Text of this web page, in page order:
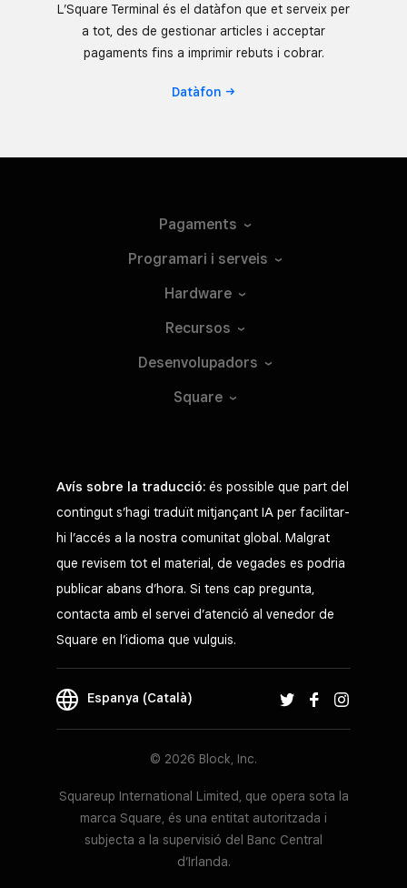
L’Square Terminal és el datàfon que et serveix per
a tot, des de gestionar articles i acceptar
pagaments fins a imprimir rebuts i cobrar.
Datàfon
Pagaments
Programari i serveis
Hardware
Recursos
Desenvolupadors
Square
Avís sobre la traducció: és possible que part del
contingut s’hagi traduït mitjançant IA per facilitar-
hi l’accés a la nostra comunitat global. Malgrat
que revisem tot el material, de vegades es podria
publicar abans d’hora. Si tens cap pregunta,
contacta amb el servei d’atenció al venedor de
Square en l’idioma que vulguis.
Espanya (Català)
© 2026 Block, Inc.
Squareup International Limited, que opera sota la
marca Square, és una entitat autoritzada i
subjecta a la supervisió del Banc Central
d’Irlanda.